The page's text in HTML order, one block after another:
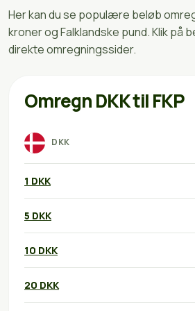
Her kan du se populære beløb
kroner og Falklandske pund. Klik på
direkte omregningssider.
Omregn DKK til FKP
DKK
1 DKK
5 DKK
10 DKK
20 DKK